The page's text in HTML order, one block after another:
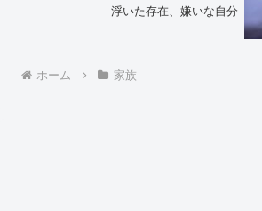
浮いた存在、嫌いな自分
ホーム 家族